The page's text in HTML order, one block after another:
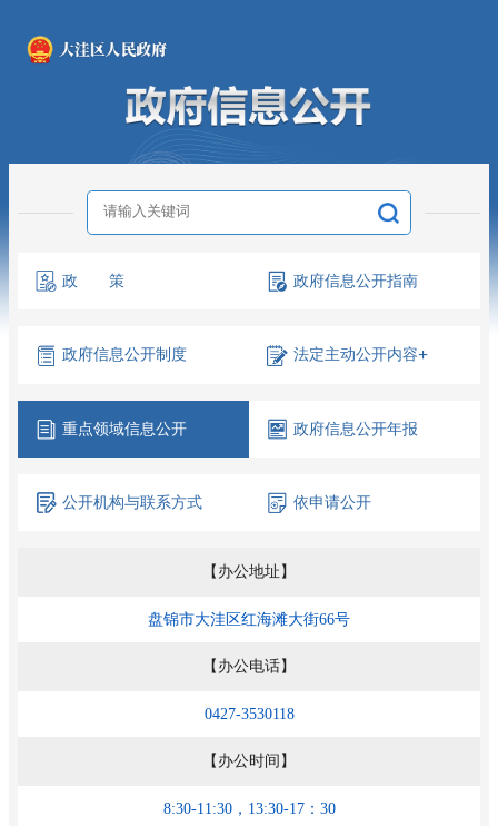
政 策 政府信息公开指南
政府信息公开制度 法定主动公开内容+
重点领域信息公开 政府信息公开年报
公开机构与联系方式 依申请公开
【办公地址】
盘锦市大洼区红海滩大街66号
【办公电话】
0427-3530118
【办公时间】
8:30-11:30，13:30-17：30